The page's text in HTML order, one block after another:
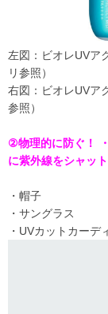
左図：ビオレUVア
リ参照）
右図：ビオレUVア
参照）
②物理的に防ぐ！
に紫外線をシャッ
・帽子
・サングラス
・UVカットカーデ